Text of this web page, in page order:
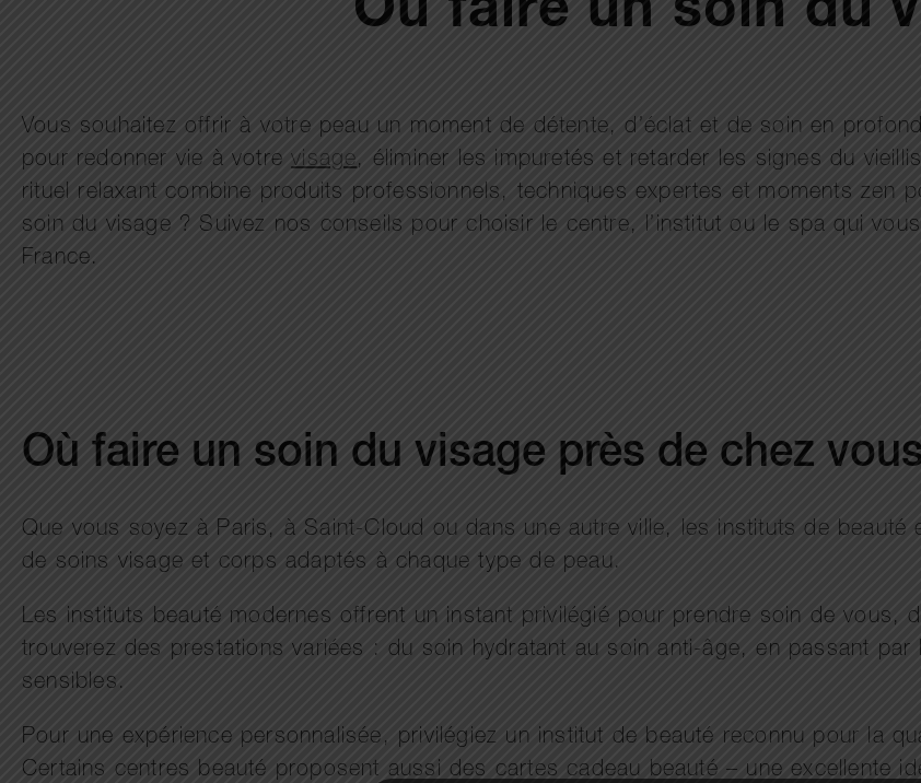
Où faire un soin du
Vous souhaitez offrir à votre peau un moment de détente, d’éclat et de soin en
pour redonner vie à votrevisage, éliminer les impuretés et retarder les signes du
rituel relaxant combine produits professionnels, techniques expertes et moments zen
soin du visage ? Suivez nos conseils pour choisir le centre, l’institut ou le spa qui
France.
Où faire un soin du visage près de chez
Que vous soyez à Paris, à Saint-Cloud ou dans une autre ville, les instituts de
de soins visage et corps adaptés à chaque type de peau.
Les instituts beauté modernes offrent un instant privilégié pour prendre soin de vous,
trouverez des prestations variées : du soin hydratant au soin anti-âge, en passant
sensibles.
Pour une expérience personnalisée, privilégiez un institut de beauté reconnu pour la
Certains centres beauté proposent aussi des cartes cadeau beauté – une excellente